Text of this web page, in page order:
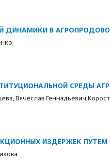
ДИНАМИКИ В
СРЕДЫ
Вячеслав Геннадьевич
ИЗДЕРЖЕК